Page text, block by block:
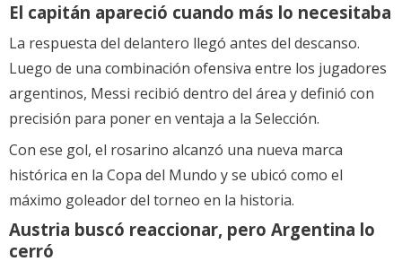
El capitán apareció cuando más lo necesitaba
La respuesta del delantero llegó antes del descanso.
Luego de una combinación ofensiva entre los jugadores
argentinos, Messi recibió dentro del área y definió con
precisión para poner en ventaja a la Selección.
Con ese gol, el rosarino alcanzó una nueva marca
histórica en la Copa del Mundo y se ubicó como el
máximo goleador del torneo en la historia.
Austria buscó reaccionar, pero Argentina lo
cerró